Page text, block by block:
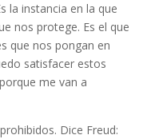
la instancia en la que
nos protege. Es el que
que nos pongan en
satisfacer estos
me van a
Dice Freud: